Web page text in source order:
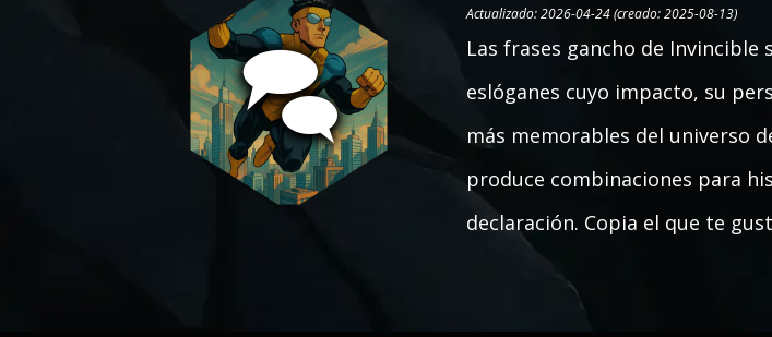
Actualizado: 2026-04-24 (creado: 2025-08-13)
Las frases gancho de Invincible
eslóganes cuyo impacto, su
más memorables del universo
produce combinaciones para
declaración. Copia el que te